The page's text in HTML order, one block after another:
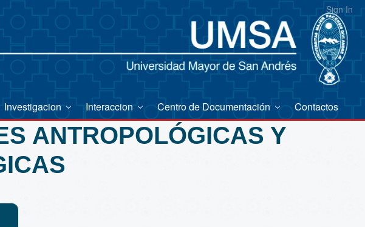
Sign In
Investigacion Interaccion Centro de Documentación Contactos
ANTROPOLÓGICAS Y